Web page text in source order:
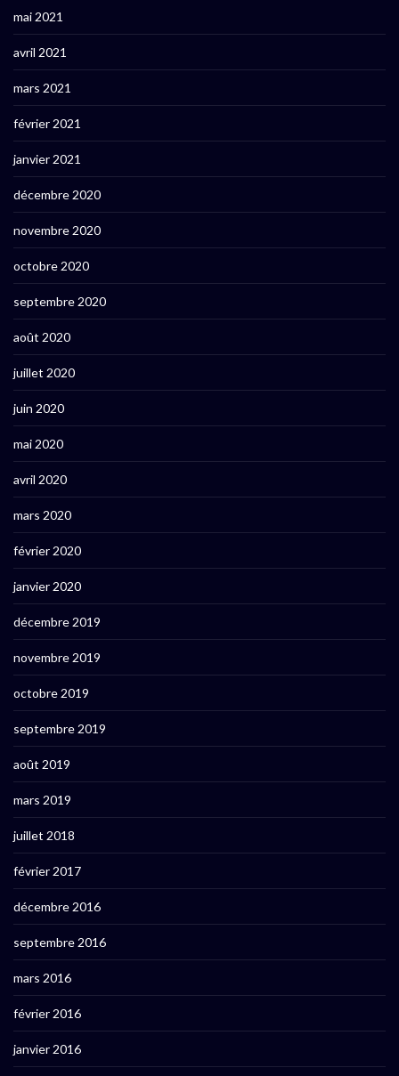
mai 2021
avril 2021
mars 2021
février 2021
janvier 2021
décembre 2020
novembre 2020
octobre 2020
septembre 2020
août 2020
juillet 2020
juin 2020
mai 2020
avril 2020
mars 2020
février 2020
janvier 2020
décembre 2019
novembre 2019
octobre 2019
septembre 2019
août 2019
mars 2019
juillet 2018
février 2017
décembre 2016
septembre 2016
mars 2016
février 2016
janvier 2016